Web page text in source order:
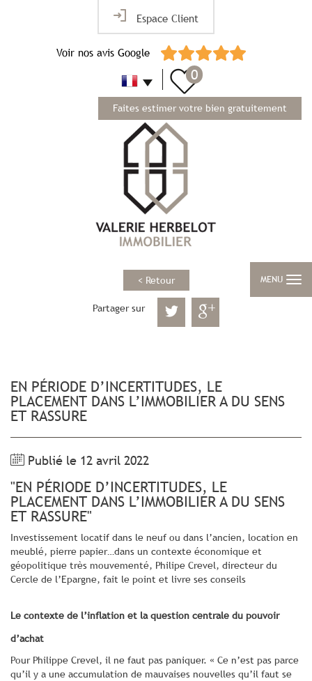
Espace Client
Voir nos avis Google
Faites estimer votre bien gratuitement
0
MENU
< Retour
Partager sur
EN PÉRIODE D’INCERTITUDES, LE
PLACEMENT DANS L’IMMOBILIER A DU SENS
ET RASSURE
Publié le 12 avril 2022
"EN PÉRIODE D’INCERTITUDES, LE
PLACEMENT DANS L’IMMOBILIER A DU SENS
ET RASSURE"
Investissement locatif dans le neuf ou dans l’ancien, location en
meublé, pierre papier…dans un contexte économique et
géopolitique très mouvementé, Philipe Crevel, directeur du
Cercle de l’Epargne, fait le point et livre ses conseils
Le contexte de l’inflation et la question centrale du pouvoir
d’achat
Pour Philippe Crevel, il ne faut pas paniquer. « Ce n’est pas parce
qu’il y a une accumulation de mauvaises nouvelles qu’il faut se